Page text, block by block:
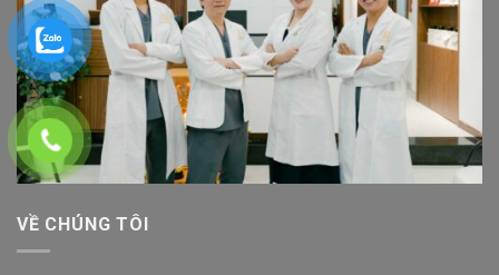
VỀ CHÚNG TÔI